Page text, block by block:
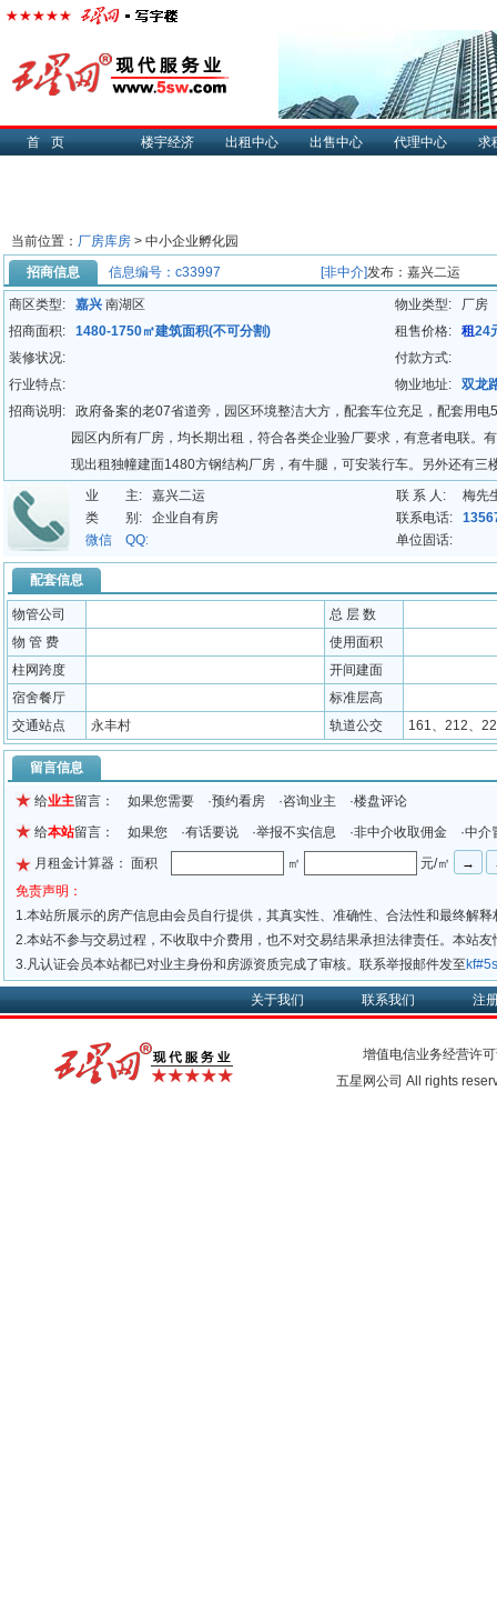
首页 楼宇经济 出租中心 出售中心 代理中心 求
当前位置： 厂房库房 > 中小企业孵化园
招商信息
信息编号：c33997 [非中介]发布：嘉兴二运
商区类型: 嘉兴 南湖区 物业类型:
厂房
招商面积:
1480-1750㎡建筑面积(不可分割) 租售价格: 租24
装修状况:
付款方式:
行业特点:
物业地址:
双龙
招商说明:
政府备案的老07省道旁，园区环境整洁大方，配套车位充足，配套用
园区内所有厂房，均长期出租，符合各类企业验厂要求，有意者电联。
现出租独幢建面1480方钢结构厂房，有牛腿，可安装行车。另外还有
室。整租价格优惠，具体面议。
业 主: 嘉兴二运 联 系 人:
梅先
类 别:
企业自有房 联系电话:
微信 QQ:
单位固话:
配套信息
物管公司
总 层 数
物 管 费
使用面积
柱网跨度
开间建面
宿舍餐厅
标准层高
交通站点
永丰村 轨道公交 161、212、
留言信息
给业主留言： 如果您需要 ·预约看房 ·咨询业主 ·楼盘评论
给本站留言： 如果您 ·有话要说 ·举报不实信息 ·非中介收取佣金 ·中介
月租金计算器： 面积
㎡
元/㎡
免责声明：
1.本站所展示的房产信息由会员自行提供，其真实性、准确性、合法性和最终解
2.本站不参与交易过程，不收取中介费用，也不对交易结果承担法律责任。本站
3.凡认证会员本站都已对业主身份和房源资质完成了审核。联系举报邮件发至
关于我们 联系我们 注
增值电信业务经营许
五星网公司 All rights